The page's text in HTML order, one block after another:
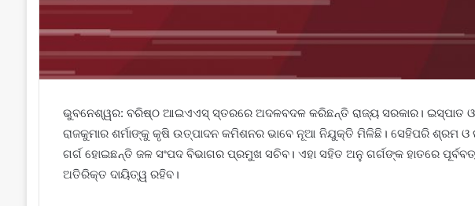
ଭୁବନେଶ୍ୱର: ବରିଷ୍ଠ ଆଇଏଏସ୍ ସ୍ତରରେ ଅଦଳବଦଳ କରିଛନ୍ତି ରାଜ୍ୟ ସରକାର। ଇସ୍ପାତ
ରାଜକୁମାର ଶର୍ମାଙ୍କୁ କୃଷି ଉତ୍ପାଦନ କମିଶନର ଭାବେ ନୂଆ ନିଯୁକ୍ତି ମିଳିଛି। ସେହିପରି ଶ୍ରମ
ଗର୍ଗ ହୋଇଛନ୍ତି ଜଳ ସଂପଦ ବିଭାଗର ପ୍ରମୁଖ ସଚିବ। ଏହା ସହିତ ଅନୁ ଗର୍ଗଙ୍କ ହାତରେ
ଅତିରିକ୍ତ ଦାୟିତ୍ୱ ରହିବ।